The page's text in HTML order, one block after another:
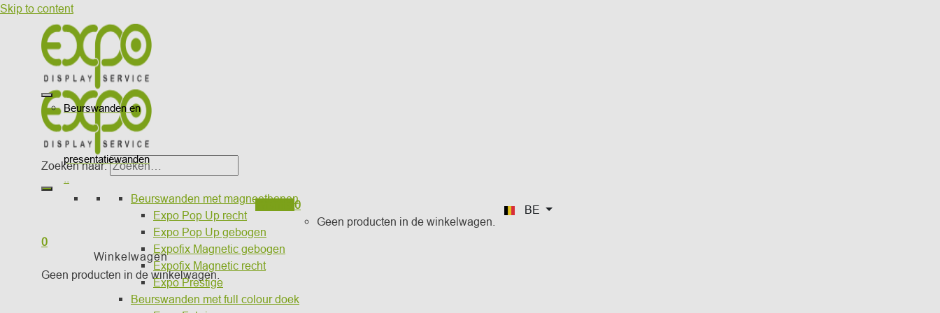
Skip to content
Zoeken naar:
0
Geen producten in de winkelwagen.
BE
0
Winkelwagen
Geen producten in de winkelwagen.
Beurswanden en
presentatiewanden
Beurswanden met magneetbanen
Expo Pop Up recht
Expo Pop Up gebogen
Expofix Magnetic gebogen
Expofix Magnetic recht
Expo Prestige
Beurswanden met full colour doek